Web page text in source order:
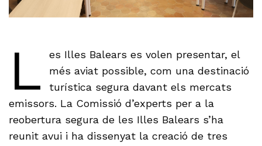
L
es Illes Balears es volen presentar, el
més aviat possible, com una destinació
turística segura davant els mercats
emissors. La Comissió d’experts per a la
reobertura segura de les Illes Balears s’ha
reunit avui i ha dissenyat la creació de tres